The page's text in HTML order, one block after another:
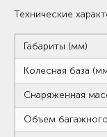
Технические
Габариты (мм)
Колесная база
Снаряженная
Объем